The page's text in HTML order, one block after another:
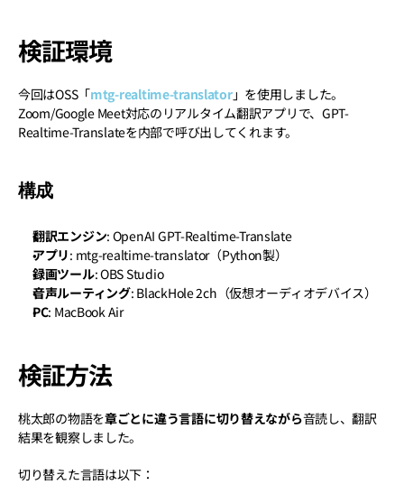
検証環境
今回はOSS「mtg-realtime-translator」を使用しました。
Zoom/Google Meet対応のリアルタイム翻訳アプリで、GPT-
Realtime-Translateを内部で呼び出してくれます。
構成
翻訳エンジン: OpenAI GPT-Realtime-Translate
アプリ: mtg-realtime-translator（Python製）
録画ツール: OBS Studio
音声ルーティング: BlackHole 2ch（仮想オーディオデバイス）
PC: MacBook Air
検証方法
桃太郎の物語を章ごとに違う言語に切り替えながら音読し、翻訳
結果を観察しました。
切り替えた言語は以下：